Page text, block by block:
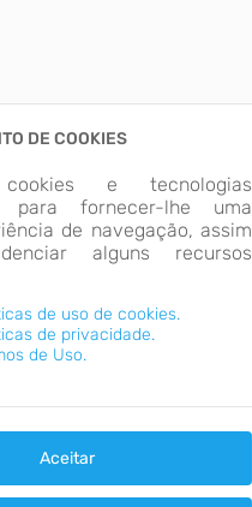
DE COOKIES
cookies e tecnologias
para fornecer-lhe uma
de navegação, assim
alguns recursos
de uso de cookies.
de privacidade.
de Uso.
Aceitar